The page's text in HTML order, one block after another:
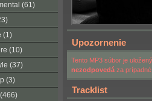
(61)
(1)
(10)
(37)
(3)
Upozornenie
Tento MP3 súbor je
nezodpovedá za
Tracklist